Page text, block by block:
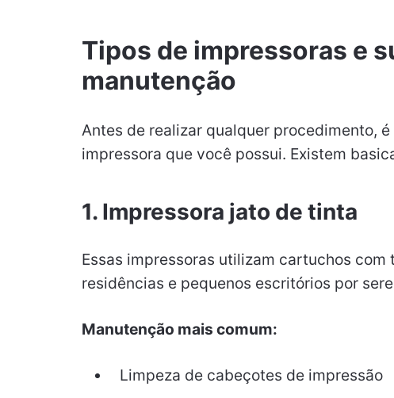
Tipos de impressoras e
manutenção
Antes de realizar qualquer procedimento,
impressora que você possui. Existem
1. Impressora jato de tinta
Essas impressoras utilizam cartuchos
residências e pequenos escritórios por
Manutenção mais comum:
Limpeza de cabeçotes de impressão